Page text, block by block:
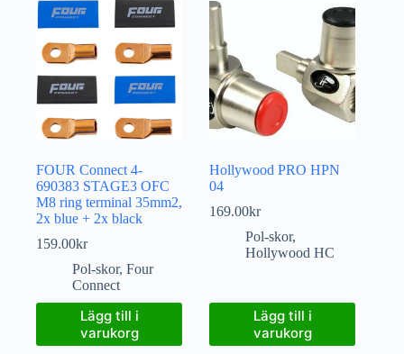
FOUR Connect 4-
690383 STAGE3 OFC
M8 ring terminal 35mm2,
2x blue + 2x black
159.00kr
Pol-skor, Four
Connect
Lägg till i
varukorg
Hollywood PRO HPN
04
169.00kr
Pol-skor,
Hollywood HC
Lägg till i
varukorg